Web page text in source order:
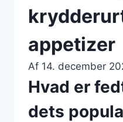
appetizer
Af 14. december
Hvad er
dets